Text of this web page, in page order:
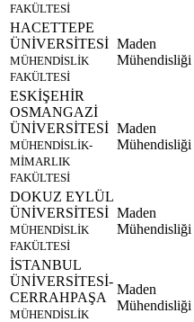
FAKÜLTESİ
HACETTEPE
ÜNİVERSİTESİ
MÜHENDİSLİK
FAKÜLTESİ
Maden
Mühendisliği
ESKİŞEHİR
OSMANGAZİ
ÜNİVERSİTESİ
MÜHENDİSLİK-
MİMARLIK
FAKÜLTESİ
Maden
Mühendisliği
DOKUZ EYLÜL
ÜNİVERSİTESİ
MÜHENDİSLİK
FAKÜLTESİ
Maden
Mühendisliği
İSTANBUL
ÜNİVERSİTESİ-
CERRAHPAŞA
MÜHENDİSLİK
Maden
Mühendisliği